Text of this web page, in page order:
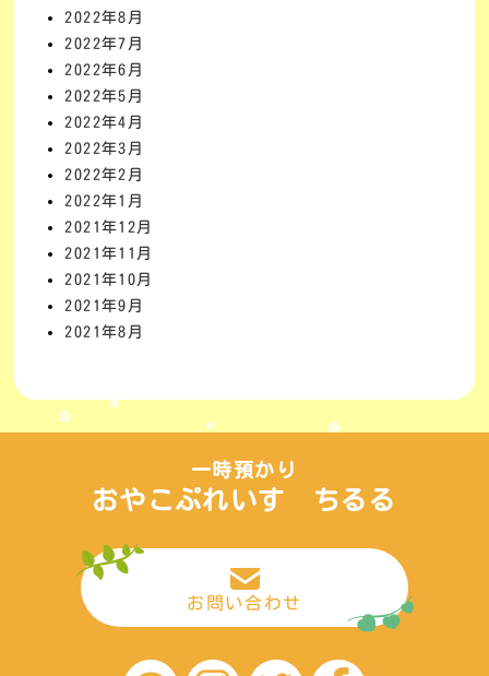
2022年8月
2022年7月
2022年6月
2022年5月
2022年4月
2022年3月
2022年2月
2022年1月
2021年12月
2021年11月
2021年10月
2021年9月
2021年8月
一時預かり
おやこぷれいす ちるる
お問い合わせ